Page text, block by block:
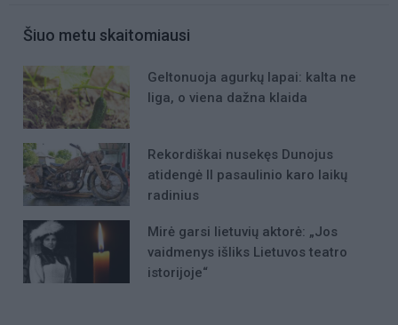
Šiuo metu skaitomiausi
Geltonuoja agurkų lapai: kalta ne
liga, o viena dažna klaida
Rekordiškai nusekęs Dunojus
atidengė II pasaulinio karo laikų
radinius
Mirė garsi lietuvių aktorė: „Jos
vaidmenys išliks Lietuvos teatro
istorijoje“